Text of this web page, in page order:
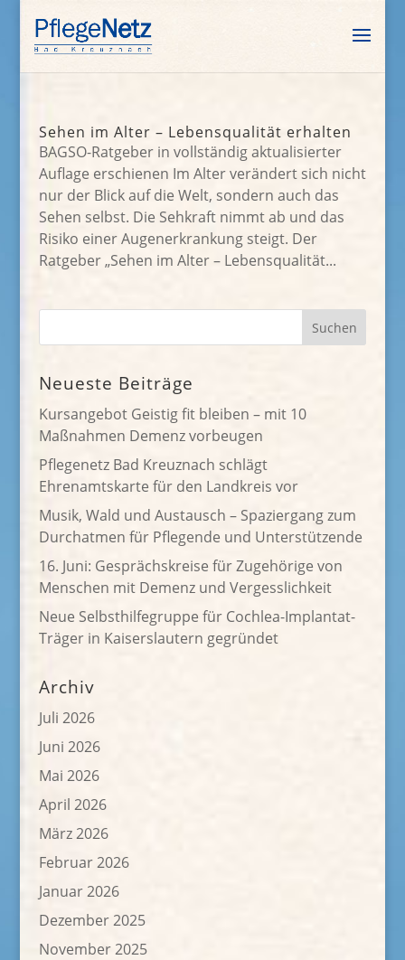
Sehen im Alter – Lebensqualität erhalten
BAGSO-Ratgeber in vollständig aktualisierter
Auflage erschienen Im Alter verändert sich nicht
nur der Blick auf die Welt, sondern auch das
Sehen selbst. Die Sehkraft nimmt ab und das
Risiko einer Augenerkrankung steigt. Der
Ratgeber „Sehen im Alter – Lebensqualität...
Neueste Beiträge
Kursangebot Geistig fit bleiben – mit 10
Maßnahmen Demenz vorbeugen
Pflegenetz Bad Kreuznach schlägt
Ehrenamtskarte für den Landkreis vor
Musik, Wald und Austausch – Spaziergang zum
Durchatmen für Pflegende und Unterstützende
16. Juni: Gesprächskreise für Zugehörige von
Menschen mit Demenz und Vergesslichkeit
Neue Selbsthilfegruppe für Cochlea-Implantat-
Träger in Kaiserslautern gegründet
Archiv
Juli 2026
Juni 2026
Mai 2026
April 2026
März 2026
Februar 2026
Januar 2026
Dezember 2025
November 2025